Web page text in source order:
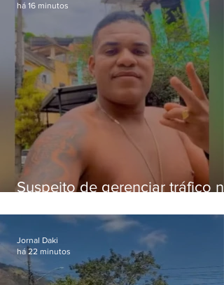
Suspeito de gerenciar tráfico na
foragido
há 16 minutos
Jornal Daki
há 22 minutos